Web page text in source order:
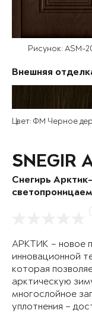
Рисунок: ASM-
Внешняя
Цвет: ФМ Черное
SNEGIR
Снегирь
АРКТИК – новое
инновационной
которая
арктическую
многослойное
уплотнения –